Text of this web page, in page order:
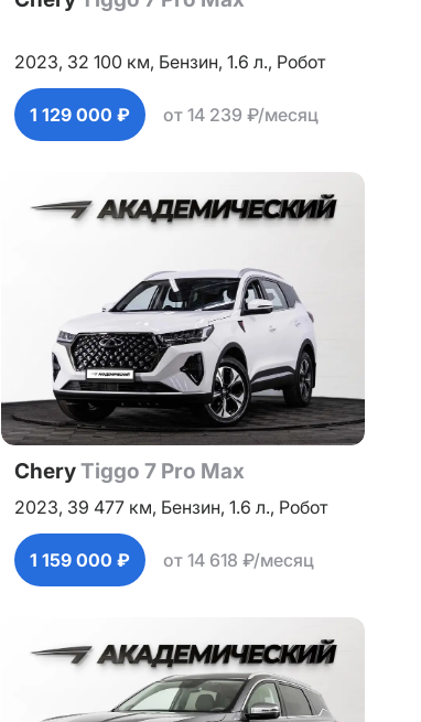
2023, 32 100 км, Бензин, 1.6 л., Робот
1 129 000 ₽ от 14 239 ₽/месяц
CheryTiggo 7 Pro Max
2023, 39 477 км, Бензин, 1.6 л., Робот
1 159 000 ₽ от 14 618 ₽/месяц